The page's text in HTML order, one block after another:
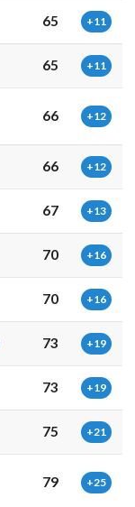
65 +11
65 +11
66 +12
66 +12
67 +13
70 +16
70 +16
73 +19
73 +19
75 +21
79 +25